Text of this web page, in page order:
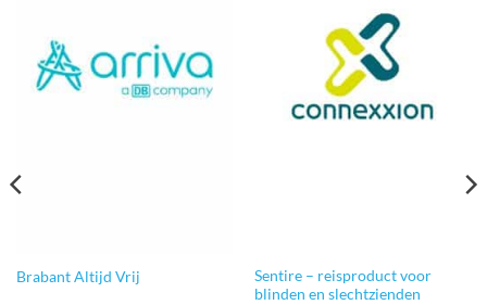
Brabant Altijd Vrij
Sentire – reisproduct voor
blinden en slechtzienden